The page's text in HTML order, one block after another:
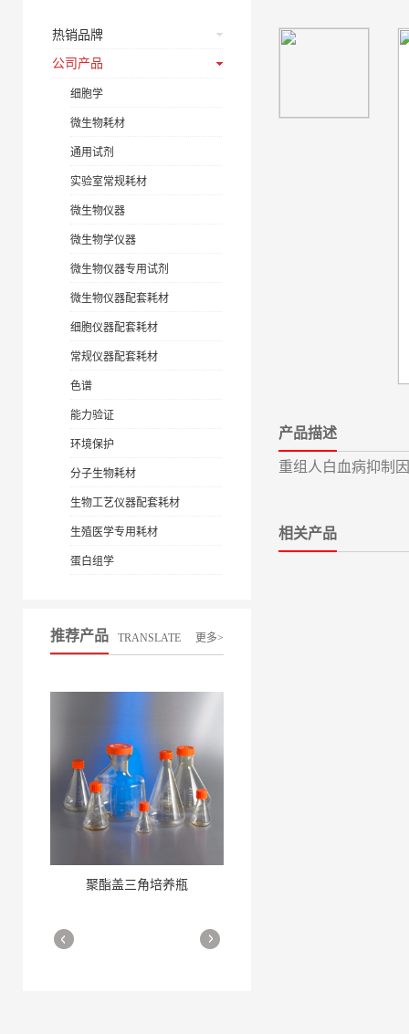
热销品牌
公司产品
细胞学
微生物耗材
通用试剂
实验室常规耗材
微生物仪器
微生物学仪器
微生物仪器专用试剂
微生物仪器配套耗材
细胞仪器配套耗材
常规仪器配套耗材
色谱
能力验证
环境保护
分子生物耗材
生物工艺仪器配套耗材
生殖医学专用耗材
蛋白组学
推荐产品 TRANSLATE 更多>
聚酯盖三角培养瓶
产品描述
重组人白血病抑制
相关产品